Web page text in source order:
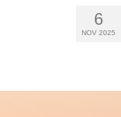
6
NOV 2025